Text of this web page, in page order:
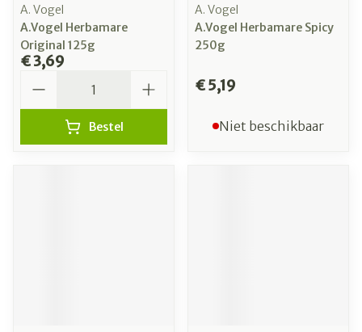
A. Vogel
A.Vogel Herbamare
Original 125g
€ 3,69
Bestel
A. Vogel
A.Vogel Herbamare Spicy
250g
€ 5,19
Niet beschikbaar